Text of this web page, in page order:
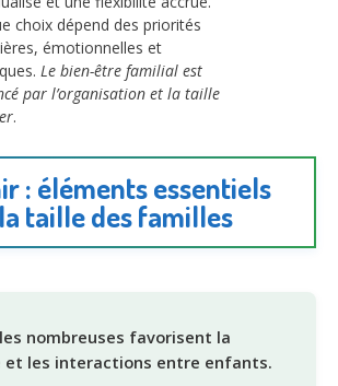
choix dépend des priorités
émotionnelles et
Le bien-être familial est
par l’organisation et la taille
.
: éléments essentiels
taille des familles
nombreuses favorisent la
et les interactions entre enfants.